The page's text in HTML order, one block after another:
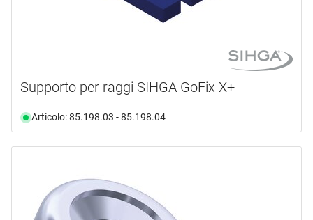
Supporto per raggi SIHGA GoFix X+
Articolo: 85.198.03 - 85.198.04